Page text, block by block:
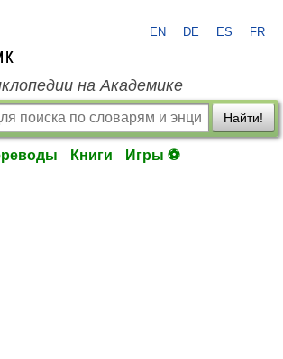
EN DE ES FR
на Академике
Найти!
Книги Игры ⚽